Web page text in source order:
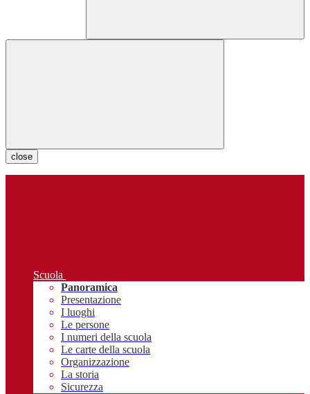
close
Scuola
Panoramica
Presentazione
I luoghi
Le persone
I numeri della scuola
Le carte della scuola
Organizzazione
La storia
Sicurezza